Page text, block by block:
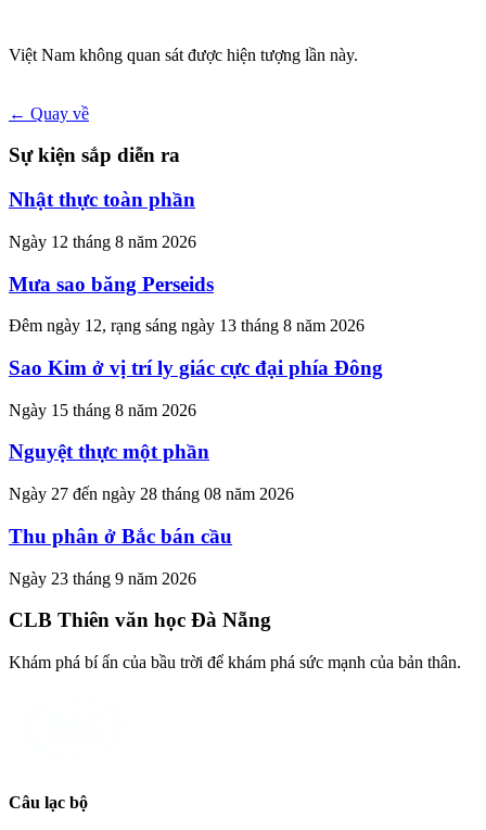
Việt Nam không quan sát được hiện tượng lần này.
← Quay về
Sự kiện sắp diễn ra
Nhật thực toàn phần
Ngày 12 tháng 8 năm 2026
Mưa sao băng Perseids
Đêm ngày 12, rạng sáng ngày 13 tháng 8 năm 2026
Sao Kim ở vị trí ly giác cực đại phía Đông
Ngày 15 tháng 8 năm 2026
Nguyệt thực một phần
Ngày 27 đến ngày 28 tháng 08 năm 2026
Thu phân ở Bắc bán cầu
Ngày 23 tháng 9 năm 2026
CLB Thiên văn học Đà Nẵng
Khám phá bí ẩn của bầu trời để khám phá sức mạnh của bản thân.
Câu lạc bộ